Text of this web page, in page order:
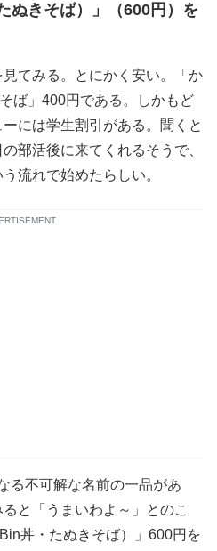
ぬきそば）」（600円）を
てみる。とにかく安い。「か
ば」400円である。しかもど
には学生割引がある。聞くと
部活後に来てくれるそうで、
流れで始めたらしい。
る不可解な名前の一品があ
と「うまいわよ～」とのこ
丼・たぬきそば）」600円を